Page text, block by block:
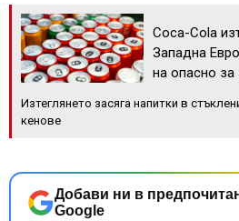
Coca-Cola
Западна
на опасно
Изтеглянето засяга напитки в
кенове
Добави ни в
Google